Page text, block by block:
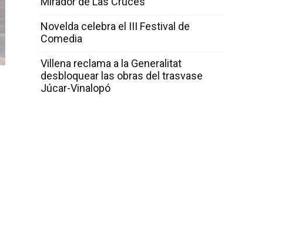
Novelda celebra el III Festival de
Comedia
Villena reclama a la Generalitat
desbloquear las obras del trasvase
Júcar-Vinalopó